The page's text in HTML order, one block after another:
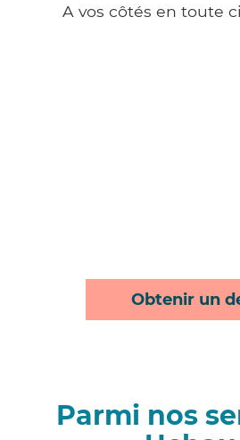
A vos côtés en toute
Obtenir un
Parmi nos